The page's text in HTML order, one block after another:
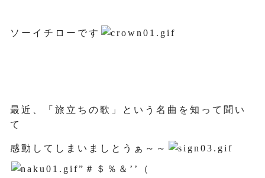
ソーイチローです
最近、「旅立ちの歌」という名曲を知って聞い
て
感動してしまいましとうぁ～～
”＃＄％＆’’（